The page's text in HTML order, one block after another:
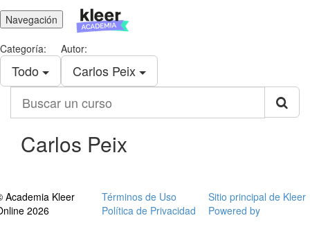
Navegación
Categoría:
Todo
Autor:
Carlos Peix
curso
Carlos Peix
Academia Kleer
2026
Términos de Uso
Política de Privacidad
Sitio principal de Kleer
Powered by